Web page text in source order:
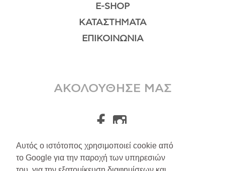
Αυτός ο ιστότοπος χρησιμοποιεί cookie από
το Google για την παροχή των υπηρεσιών
E-SHOP
ΚΑΤΑΣΤΉΜΑΤΑ
ΕΠΙΚΟΙΝΩΝΊΑ
ΑΚΟΛΟΥΘΗΣΕ ΜΑΣ
A.Leondarakis 2026